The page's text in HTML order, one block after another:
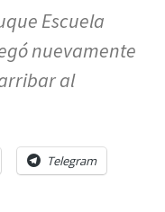
Escuela
nuevamente
al
Telegram